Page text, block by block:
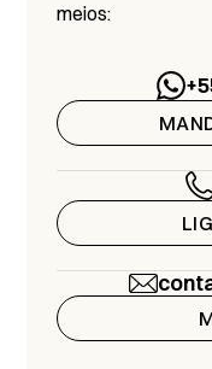
meios: